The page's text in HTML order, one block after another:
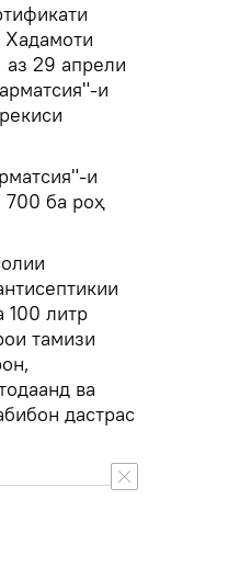
аз 29 апрели
и
и
700 ба роҳ
100 литр
тамизи
ва
дастрас